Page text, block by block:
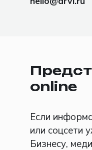
online
Если
или соцсети
Бизнесу,